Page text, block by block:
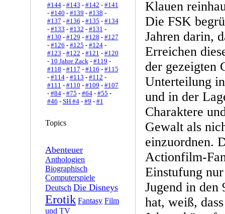
#144- #143 - #142 - #141
- #140 - #139 - #138 -
#137 - #136 - #135 - #134
- #133 - #132 - #131 -
#130 - #129 - #128 - #127
- #126 - #125 - #124-
#123 - #122 - #121 - #120
- 10 Jahre Zack- #119 -
#118 - #117 - #116 - #115
- #114- #113 - #112 -
#111 - #110 - #109 - #107
- #84- #75 - #64- #55 -
#46 - SH #4- #9 - #1
Topics
Abenteuer
Anthologien
Biographisch
Computerspiele
Deutsch Die Disneys
Erotik Fantasy Film
und TV
Klauen
Die FSK
Jahren darin,
Erreichen
der gezeigten
Unterteilung
und in der
Charaktere
Gewalt als
einzuordnen.
Actionfilm-
Einstufung
Jugend in den
hat, weiß,